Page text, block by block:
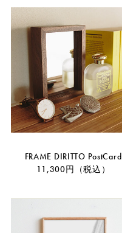
FRAME DIRITTO PostCard
11,300円（税込）